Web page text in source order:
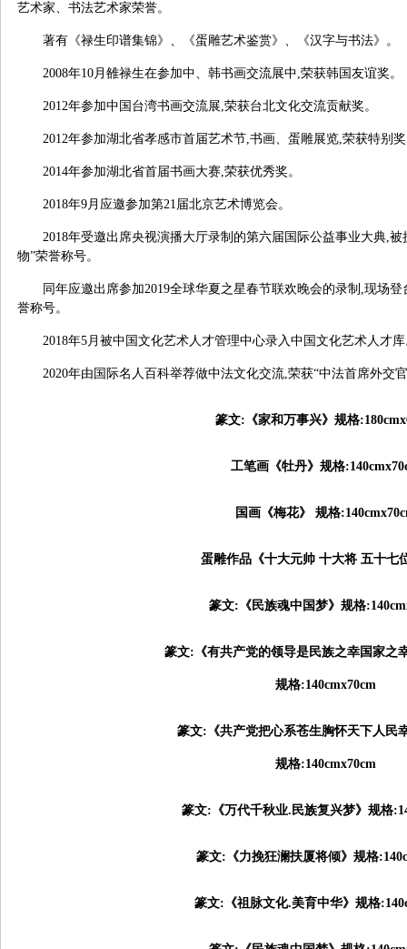
艺术家、书法艺术家荣誉。
著有《禄生印谱集锦》、《蛋雕艺术鉴赏》、《汉字与书法》。
2008年10月雒禄生在参加中、韩书画交流展中,荣获韩国友谊奖。
2012年参加中国台湾书画交流展,荣获台北文化交流贡献奖。
2012年参加湖北省孝感市首届艺术节,书画、蛋雕展览,荣获特别
2014年参加湖北省首届书画大赛,荣获优秀奖。
2018年9月应邀参加第21届北京艺术博览会。
2018年受邀出席央视演播大厅录制的第六届国际公益事业大典,
物”荣誉称号。
同年应邀出席参加2019全球华夏之星春节联欢晚会的录制,现场
誉称号。
2018年5月被中国文化艺术人才管理中心录入中国文化艺术人才
2020年由国际名人百科举荐做中法文化交流,荣获“中法首席外交
篆文:《家和万事兴》规格
工笔画《牡丹》规格
国画《梅花》 规格
蛋雕作品《十大元帅 十大将 五十七
篆文:《民族魂中国梦》规格
篆文:《有共产党的领导是民族之幸国家之
规格:140cmx70cm
篆文:《共产党把心系苍生胸怀天下人民
规格:140cmx70cm
篆文:《万代千秋业.民族复兴梦》规格
篆文:《力挽狂澜扶厦将倾》规格
篆文:《祖脉文化.美育中华》规格